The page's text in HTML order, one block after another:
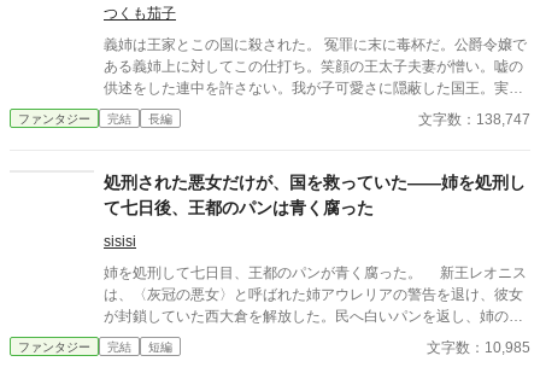
カミラがいる。 ルーカスはオリヴィアとの婚約を一方的に解消
し、カミラとの婚礼と新婚旅行、さらに自分の私的事業へ〈暁の
鴎〉号を使うと告げた。 「この毛布、少し獣臭いのですもの」 カ
ミラも救援物資を邪魔扱いし、自分の衣装と家具を優先する。 け
れどルーカスは、大切な二つの事実を軽んじていた。 〈暁の鴎〉
号は、結婚が成立するまではオリヴィアの所有物。そして船員た
ヴィアへ命令しない。 「この船をどうするかは、あなたが決めて
ください」 裏切られた痛みを抱えながら、オリヴィアは自分で救
出航すると宣言した。 それでもルーカスは、招待客の前ならオリ
ヴィアは逆らえないと考え、新婚旅行の出航式を強行する。 「錨
を上げろ。出航だ！」 しかし、船員は誰一人動かなかった。 これ
は、自分を財産として扱った元婚約者と愛人を直接船から降ろ
し、救援を成功させた海運令嬢が、船と信用、新しい定期航路、
そして判断を尊重してくれる相手との未来を自分の手で選び直す
つくも茄子
義姉は王家とこの国に殺された。 冤罪に末に毒杯だ。公爵令嬢で
ある義姉上に対してこの仕打ち。笑顔の王太子夫妻が憎い。嘘の
供述をした連中を許さない。我が子可愛さに隠蔽した国王。実の
娘を信じなかった義父。 全ての復讐を終えたミゲルは義姉の墓前
で報告をした直後に世界が歪む。目を覚ますとそこには亡くなっ
こそ義姉を守るために行動する。 巻き戻った世界は同じようで違
う。その違いは吉とでるか凶とでるか……。
ファンタジー 完結 長編 文字数：138,747
処刑された悪女だけが、国を救っていた――姉を処刑し
て七日後、王都のパンは青く腐った
sisisi
姉を処刑して七日目、王都のパンが青く腐った。 新王レオニス
は、〈灰冠の悪女〉と呼ばれた姉アウレリアの警告を退け、彼女
が封鎖していた西大倉を解放した。民へ白いパンを返し、姉の圧
政を終わらせる。それが正しい王の最初の仕事だと信じていた。
しかし、配られたパンの内側には青い筋が走り、口にした者た
ファンタジー 完結 短編 文字数：10,985